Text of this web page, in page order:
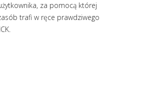
za pomocą której
trafi w ręce prawdziwego